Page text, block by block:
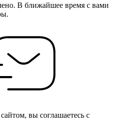
В ближайшее время с вами
вы соглашаетесь с